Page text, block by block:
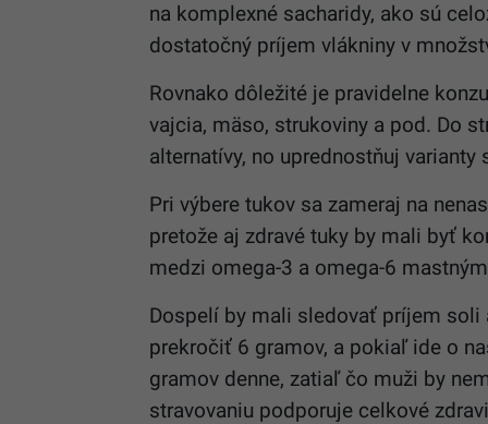
na komplexné sacharidy, ako sú
dostatočný príjem vlákniny v
Rovnako dôležité je pravidelne
vajcia, mäso, strukoviny a pod. Do
alternatívy, no uprednostňuj
Pri výbere tukov sa zameraj na
pretože aj zdravé tuky by mali byť
medzi omega-3 a omega-6
Dospelí by mali sledovať príjem soli
prekročiť 6 gramov, a pokiaľ ide o
gramov denne, zatiaľ čo muži by
stravovaniu podporuje celkové